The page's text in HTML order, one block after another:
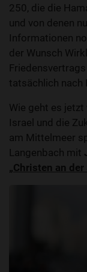
250, die die
und von denen
Informationen
der Wunsch
tatsächlich nach
Wie geht es
Israel und die
am Mittelmeer
Langenbach mit
„Christen an der